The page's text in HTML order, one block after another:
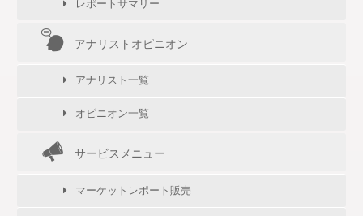
レポートサマリー
アナリストオピニオン
アナリスト一覧
オピニオン一覧
サービスメニュー
マーケットレポート販売